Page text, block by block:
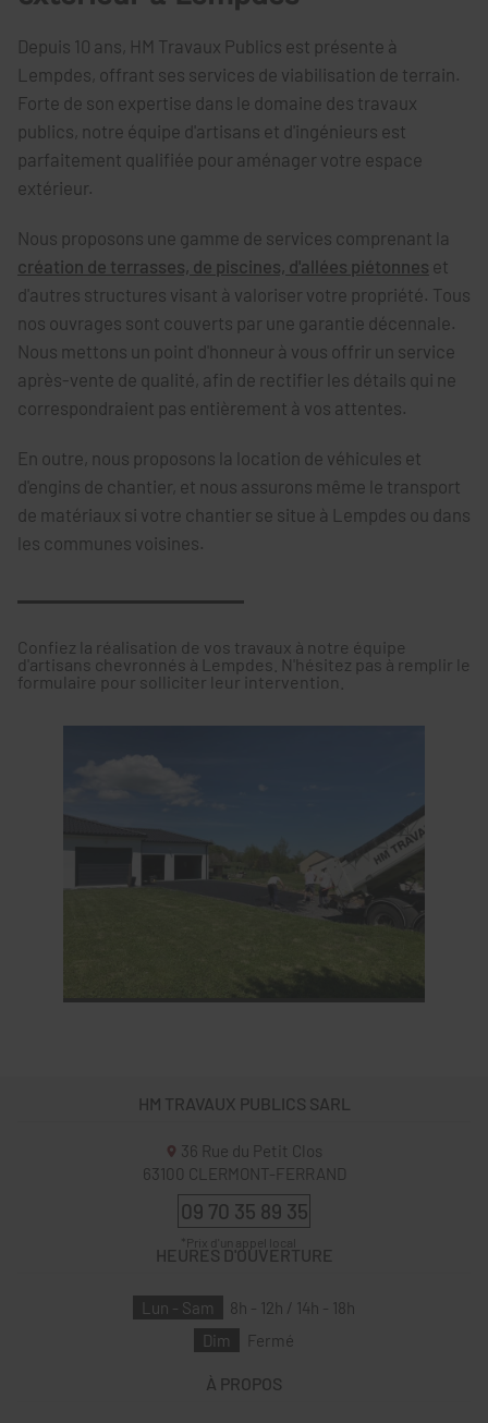
Depuis 10 ans, HM Travaux Publics est présente à
Lempdes, offrant ses services de viabilisation de terrain.
Forte de son expertise dans le domaine des travaux
publics, notre équipe d'artisans et d'ingénieurs est
parfaitement qualifiée pour aménager votre espace
extérieur.
Nous proposons une gamme de services comprenant la
création de terrasses, de piscines, d'allées piétonnes et
d'autres structures visant à valoriser votre propriété. Tous
nos ouvrages sont couverts par une garantie décennale.
Nous mettons un point d'honneur à vous offrir un service
après-vente de qualité, afin de rectifier les détails qui ne
correspondraient pas entièrement à vos attentes.
En outre, nous proposons la location de véhicules et
d'engins de chantier, et nous assurons même le transport
de matériaux si votre chantier se situe à Lempdes ou dans
les communes voisines.
Confiez la réalisation de vos travaux à notre équipe
d'artisans chevronnés à Lempdes. N'hésitez pas à remplir le
formulaire pour solliciter leur intervention.
HM TRAVAUX PUBLICS SARL
36 Rue du Petit Clos
63100 CLERMONT-FERRAND
09 70 35 89 35
HEURES D'OUVERTURE
Lun - Sam
8h - 12h / 14h - 18h
Dim
Fermé
À PROPOS